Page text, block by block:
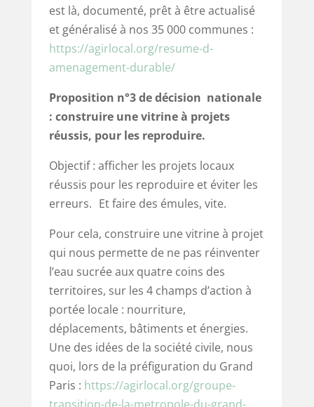
est là, documenté, prêt à être actualisé
et généralisé à nos 35 000 communes :
https://agirlocal.org/resume-d-
amenagement-durable/
Proposition n°3 de décision nationale
: construire une vitrine à projets
réussis, pour les reproduire.
Objectif : afficher les projets locaux
réussis pour les reproduire et éviter les
erreurs. Et faire des émules, vite.
Pour cela, construire une vitrine à projet
qui nous permette de ne pas réinventer
l’eau sucrée aux quatre coins des
territoires, sur les 4 champs d’action à
portée locale : nourriture,
déplacements, bâtiments et énergies.
Une des idées de la société civile, nous
quoi, lors de la préfiguration du Grand
Paris : https://agirlocal.org/groupe-
transition-de-la-metropole-du-grand-